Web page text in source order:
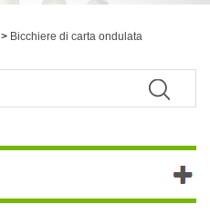
> Bicchiere di carta ondulata